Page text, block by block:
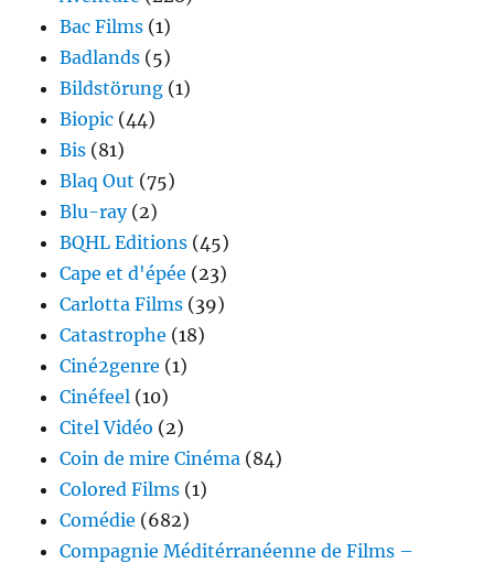
Bac Films (1)
Badlands (5)
Bildstörung (1)
Biopic (44)
Bis (81)
Blaq Out (75)
Blu-ray(2)
BQHL Editions (45)
Cape et d'épée (23)
Carlotta Films (39)
Catastrophe (18)
Ciné2genre (1)
Cinéfeel (10)
Citel Vidéo (2)
Coin de mire Cinéma (84)
Colored Films (1)
Comédie (682)
Compagnie Méditérranéenne de Films –